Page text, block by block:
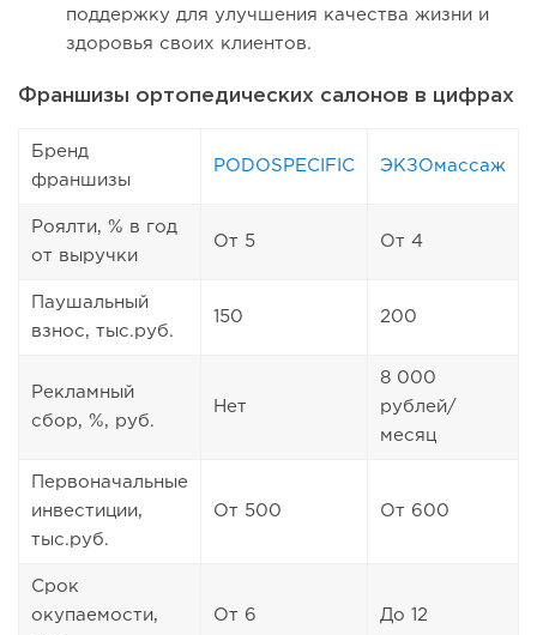
поддержку для улучшения качества жизни и
здоровья своих клиентов.
Франшизы ортопедических салонов в цифрах
Бренд
франшизы
PODOSPECIFIC ЭКЗОмассаж
Роялти, % в год
от выручки
От 5 От 4
Паушальный
взнос, тыс.руб.
150 200
Рекламный
сбор, %, руб.
Нет
8 000
рублей/
месяц
Первоначальные
инвестиции,
тыс.руб.
От 500 От 600
Срок
окупаемости,
От 6 До 12